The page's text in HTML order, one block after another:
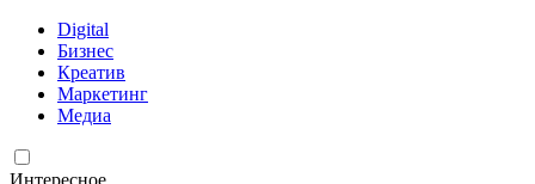
Digital
Бизнес
Креатив
Маркетинг
Медиа
Интересное